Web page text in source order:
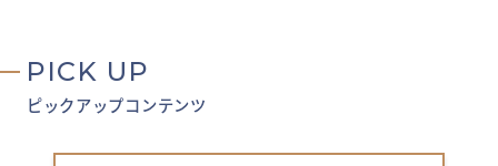
PICK UP
ピックアップコンテンツ